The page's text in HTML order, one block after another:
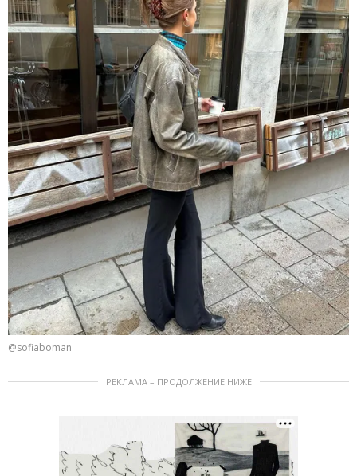
@sofiaboman
РЕКЛАМА – ПРОДОЛЖЕНИЕ НИЖЕ